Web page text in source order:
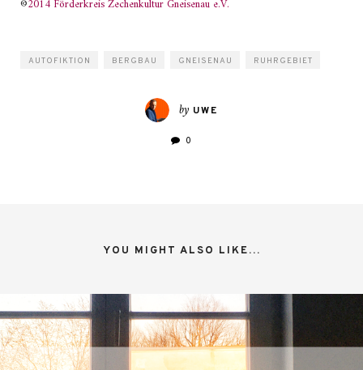
©2014 Förderkreis Zechenkultur Gneisenau e.V.
AUTOFIKTION BERGBAU GNEISENAU RUHRGEBIET
by UWE
0
YOU MIGHT ALSO LIKE...